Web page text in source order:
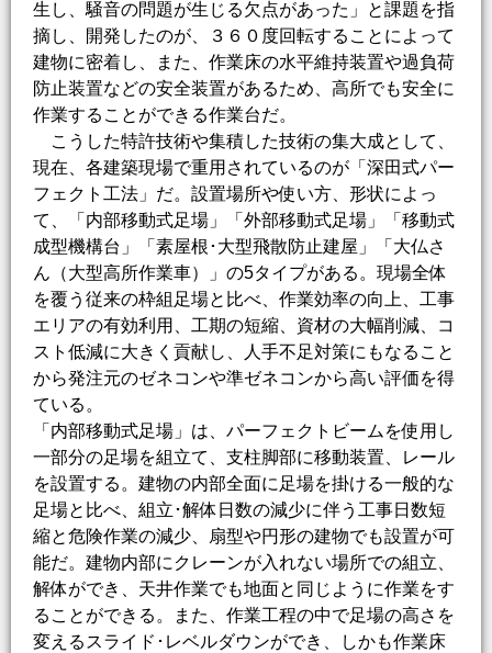
生し、騒音の問題が生じる欠点があった」と課題を指
摘し、開発したのが、３６０度回転することによって
建物に密着し、また、作業床の水平維持装置や過負荷
防止装置などの安全装置があるため、高所でも安全に
作業することができる作業台だ。
こうした特許技術や集積した技術の集大成として、
現在、各建築現場で重用されているのが「深田式パー
フェクト工法」だ。設置場所や使い方、形状によっ
て、「内部移動式足場」「外部移動式足場」「移動式
成型機構台」「素屋根･大型飛散防止建屋」「大仏さ
ん（大型高所作業車）」の5タイプがある。現場全体
を覆う従来の枠組足場と比べ、作業効率の向上、工事
エリアの有効利用、工期の短縮、資材の大幅削減、コ
スト低減に大きく貢献し、人手不足対策にもなること
から発注元のゼネコンや準ゼネコンから高い評価を得
ている。
「内部移動式足場」は、パーフェクトビームを使用し
一部分の足場を組立て、支柱脚部に移動装置、レール
を設置する。建物の内部全面に足場を掛ける一般的な
足場と比べ、組立･解体日数の減少に伴う工事日数短
縮と危険作業の減少、扇型や円形の建物でも設置が可
能だ。建物内部にクレーンが入れない場所での組立、
解体ができ、天井作業でも地面と同じように作業をす
ることができる。また、作業工程の中で足場の高さを
変えるスライド･レベルダウンができ、しかも作業床